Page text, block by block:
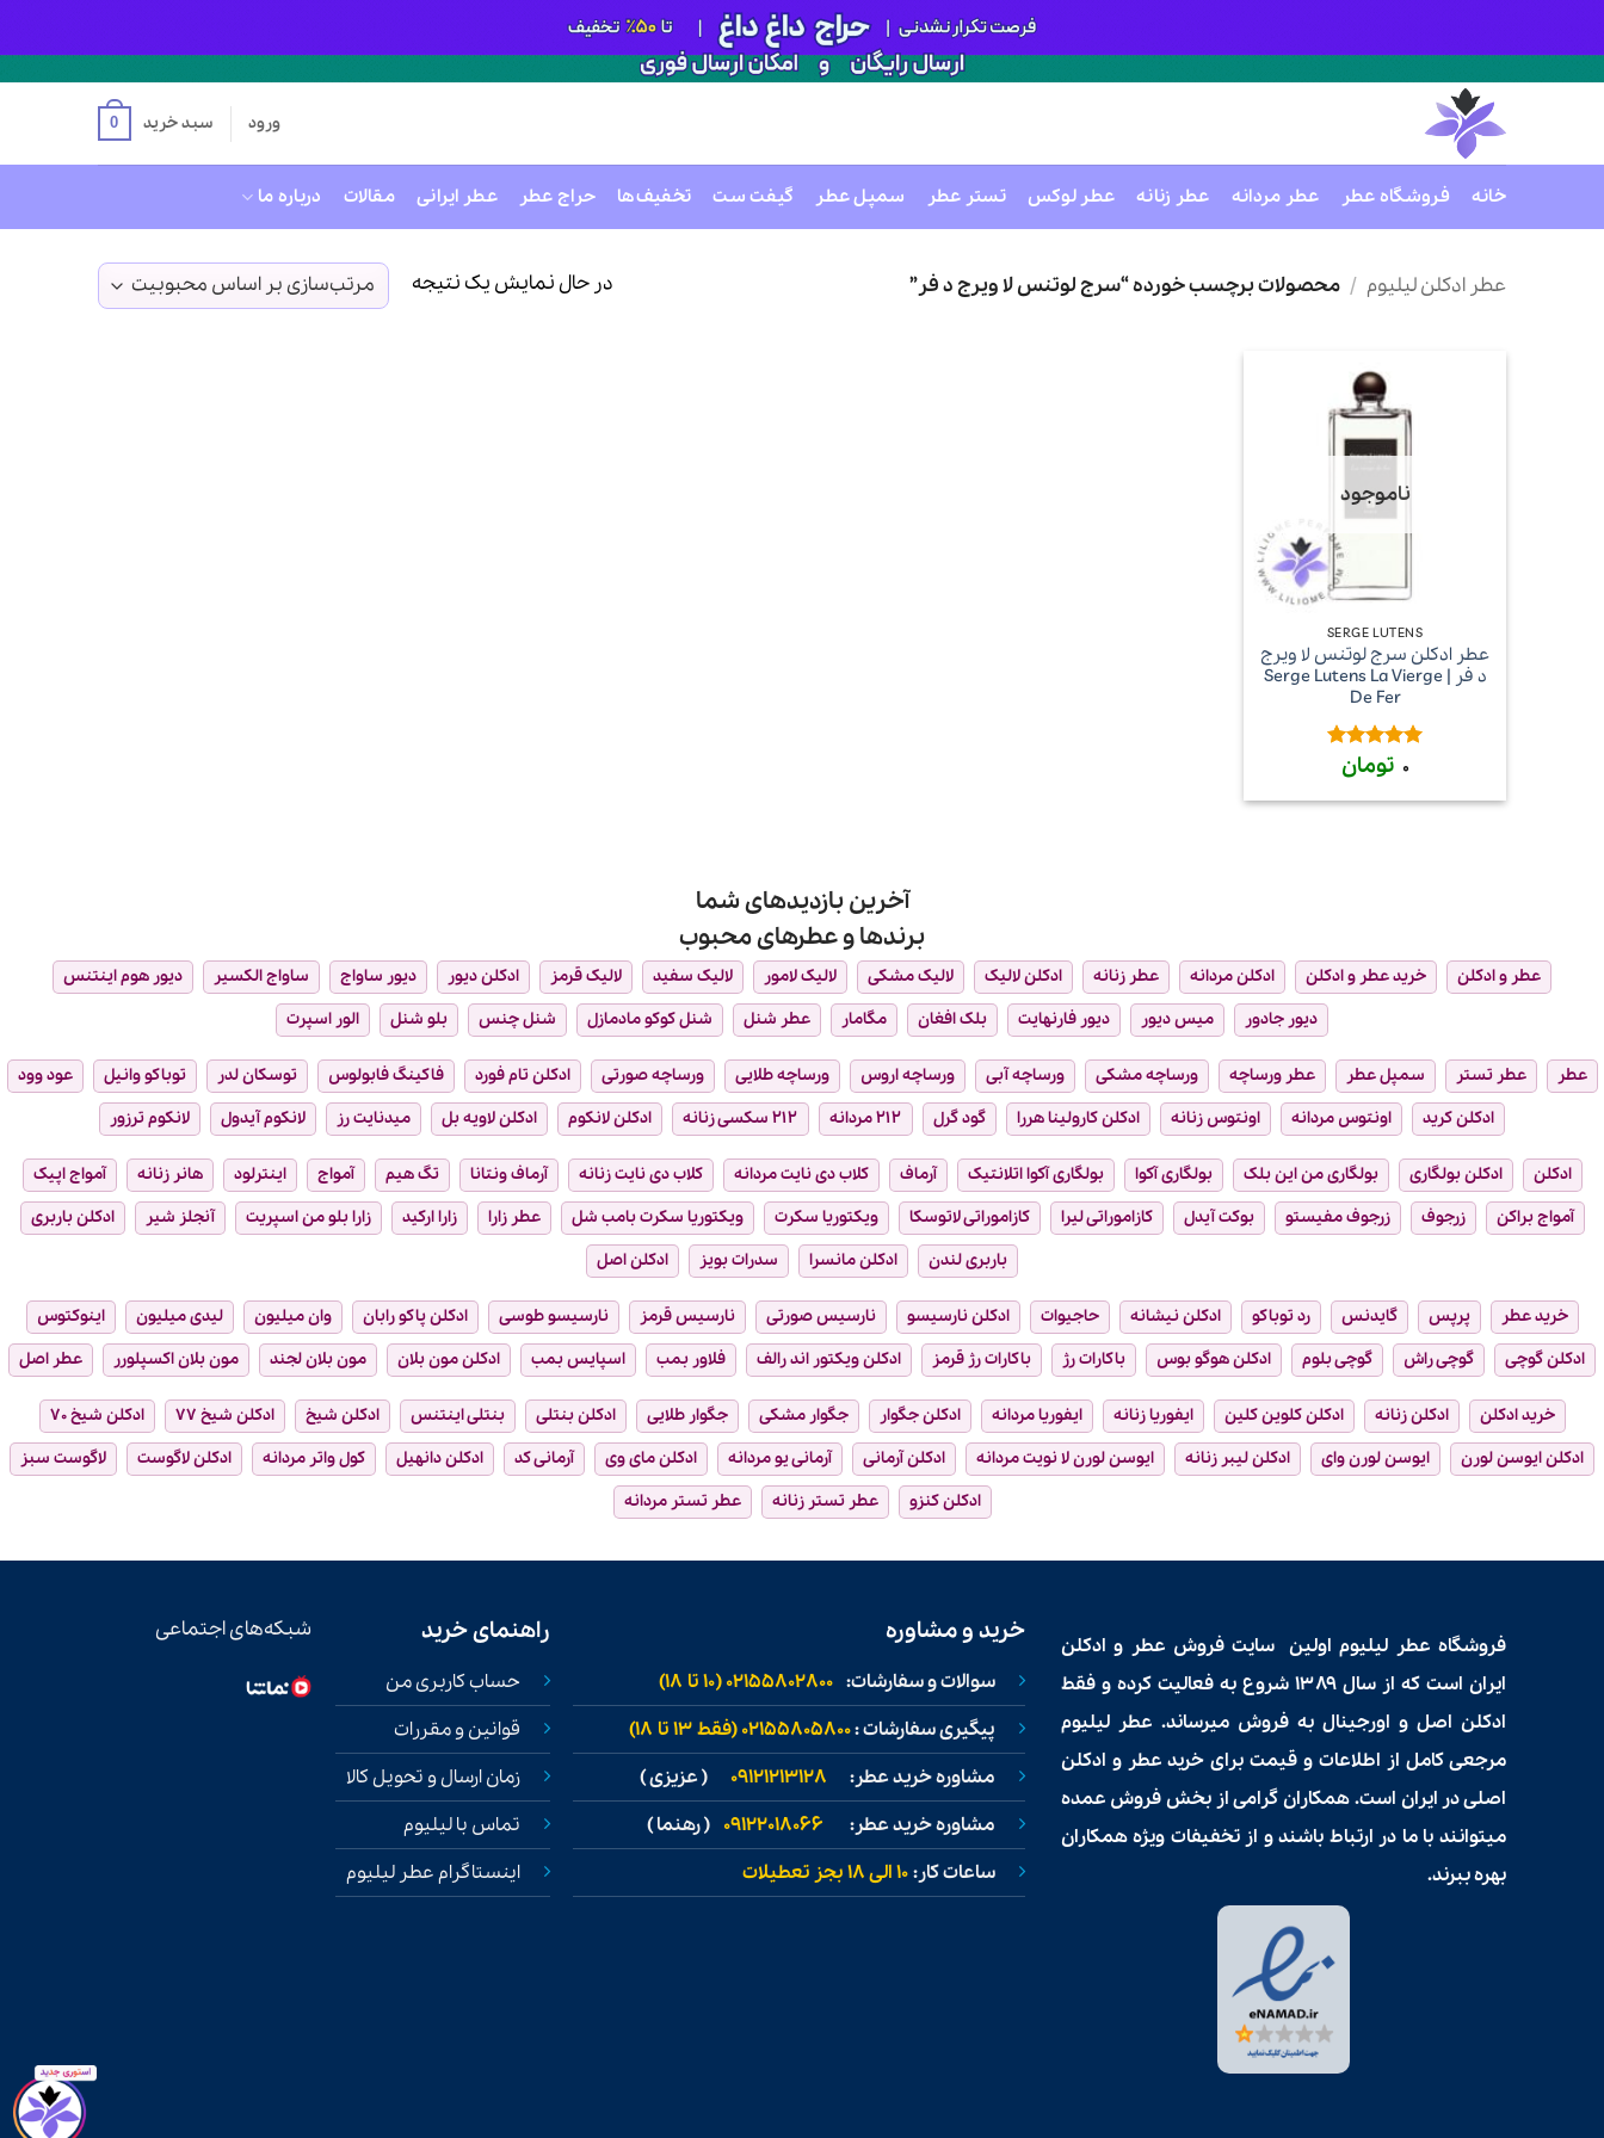
ورود سبد خرید 0
خانه فروشگاه عطر عطر مردانه عطر زنانه عطر لوکس تستر عطر سمپل عطر گیفت ست تخفیف‌ها حراج عطر عطر ایرانی مقالات درباره ما
عطر ادکلن لیلیوم / محصولات برچسب خورده “سرج لوتنس لا ویرج د فر” در حال نمایش یک نتیجه
+
ناموجود
SERGE LUTENS
عطر ادکلن سرج لوتنس لا ویرج
د فر | Serge Lutens La Vierge
De Fer
امتیاز5از
0 تومان
آخرین بازدیدهای شما
برندها و عطرهای محبوب
عطر و ادکلن خرید عطر و ادکلن ادکلن مردانه عطر زنانه ادکلن لالیک لالیک مشکی لالیک لامور لالیک سفید لالیک قرمز ادکلن دیور دیور ساواج ساواج الکسیر
دیور هوم اینتنس
دیور جادور
میس دیور دیور فارنهایت بلک افغان مگامار عطر شنل شنل کوکو مادمازل شنل چنس بلو شنل الور اسپرت
عطر عطر تستر سمپل عطر عطر ورساچه ورساچه مشکی ورساچه آبی ورساچه اروس ورساچه طلایی ورساچه صورتی ادکلن تام فورد فاکینگ فابولوس توسکان لدر توباکو وانیل
عود وود
ادکلن کرید
اونتوس مردانه اونتوس زنانه ادکلن کارولینا هررا گود گرل ۲۱۲ مردانه ۲۱۲ سکسی زنانه ادکلن لانکوم ادکلن لاویه بل میدنایت رز لانکوم آیدول لانکوم ترزور
ادکلن ادکلن بولگاری بولگاری من این بلک بولگاری آکوا بولگاری آکوا اتلانتیک آرماف کلاب دی نایت مردانه کلاب دی نایت زنانه آرماف ونتانا تگ هیم آمواج اینترلود هانر زنانه
آمواج اپیک
آمواج براکن
زرجوف زرجوف مفیستو بوکت آیدل کازاموراتی لیرا کازاموراتی لاتوسکا ویکتوریا سکرت ویکتوریا سکرت بامب شل عطر زارا زارا ارکید زارا بلو من اسپریت آنجلز شیر
ادکلن باربری
باربری لندن
ادکلن مانسرا سدرات بویز ادکلن اصل
خرید عطر پرپس گایدنس رد توباکو ادکلن نیشانه حاجیوات ادکلن نارسیسو نارسیس صورتی نارسیس قرمز نارسیسو طوسی ادکلن پاکو رابان وان میلیون لیدی میلیون
اینوکتوس
ادکلن گوچی
گوچی راش گوچی بلوم ادکلن هوگو بوس باکارات رژ باکارات رژ قرمز ادکلن ویکتور اند رالف فلاور بمب اسپایس بمب ادکلن مون بلان مون بلان لجند مون بلان اکسپلورر عطر اصل
خرید ادکلن ادکلن زنانه ادکلن کلوین کلین ایفوریا زنانه ایفوریا مردانه ادکلن جگوار جگوار مشکی جگوار طلایی ادکلن بنتلی بنتلی اینتنس ادکلن شیخ ادکلن شیخ ۷۷
ادکلن شیخ ۷۰
ادکلن ایوسن لورن
ایوسن لورن وای ادکلن لیبر زنانه ایوسن لورن لا نویت مردانه ادکلن آرمانی آرمانی یو مردانه ادکلن مای وی آرمانی کد ادکلن دانهیل کول واتر مردانه ادکلن لاگوست
لاگوست سبز
ادکلن کنزو
عطر تستر زنانه عطر تستر مردانه
فروشگاه عطر لیلیوم اولین سایت فروش عطر و ادکلن
ایران است که از سال ۱۳۸۹ شروع به فعالیت کرده و فقط
ادکلن اصل و اورجینال به فروش میرساند. عطر لیلیوم
مرجعی کامل از اطلاعات و قیمت برای خرید عطر و ادکلن
اصلی در ایران است. همکاران گرامی از بخش فروش عمده
میتوانند با ما در ارتباط باشند و از تخفیفات ویژه همکاران
بهره ببرند.
خرید و مشاوره
سوالات و سفارشات:02155802800 (۱۰ تا ۱۸)
پیگیری سفارشات :02155805800 (فقط ۱۳ تا ۱۸)
مشاوره خرید عطر: 09121213128 ( عزیزی )
مشاوره خرید عطر: 09122018066 ( رهنما )
ساعات کار:۱۰ الی ۱۸ بجز تعطیلات
راهنمای خرید
حساب کاربری من
قوانین و مقررات
زمان ارسال و تحویل کالا
تماس با لیلیوم
اینستاگرام عطر لیلیوم
شبکه‌های اجتماعی